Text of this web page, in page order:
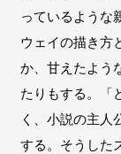
っているような
ウェイの描き方
か、甘えたよう
たりもする。「
く、小説の主人
する。そうした